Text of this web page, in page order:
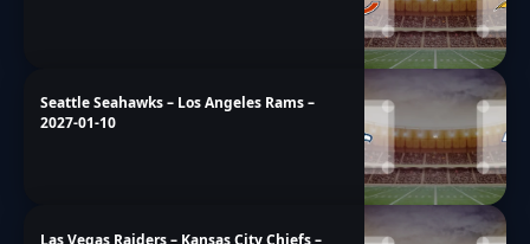
Seattle Seahawks – Los Angeles Rams –
2027-01-10
Las Vegas Raiders – Kansas City Chiefs –